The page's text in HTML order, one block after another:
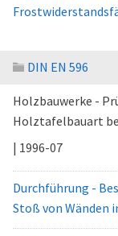
DIN EN 596
Holzbauwerke -
Holztafelbauart
| 1996-07
Durchführung -
Stoß von